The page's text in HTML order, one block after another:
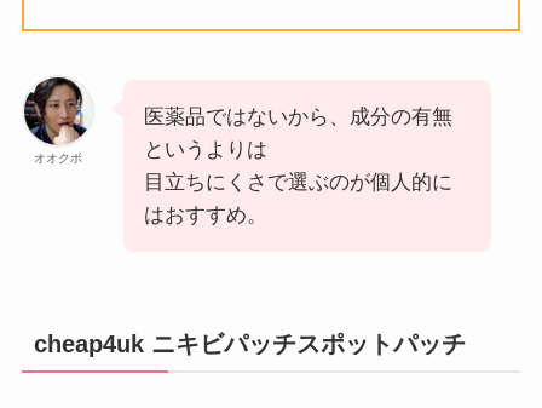
オオクボ
医薬品ではないから、成分の有無
というよりは
目立ちにくさで選ぶのが個人的に
はおすすめ。
cheap4uk ニキビパッチスポットパッチ